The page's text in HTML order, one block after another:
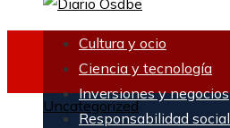
Cultura y ocio
Ciencia y tecnología
Inversiones y negocios
Responsabilidad social
Uncategorized